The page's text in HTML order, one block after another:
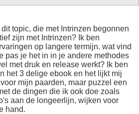
topic, die met Intrinzen begonnen
zijn met Intrinzen? Ik ben
op langere termijn. wat vind
pas je het in in je andere methodes
met druk en release werkt? Ik ben
het 3 delige ebook en het lijkt mij
mijn paarden, maar puzzel een
de dingen die ik ook doe zoals
aan de longeerlijn, wijken voor
hand.